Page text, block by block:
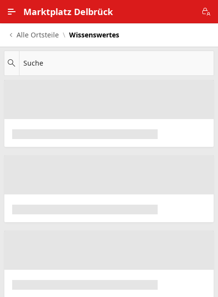
Marktplatz Delbrück
Alle Ortsteile
Impressum
Alle Ortsteile Wissenswertes
Suche